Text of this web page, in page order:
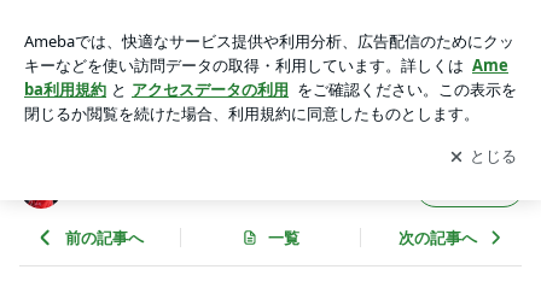
アプリをダウンロードして ブログの更新通知
を受け取りまし
ょう。
開く
前の記事へ 一覧 次の記事へ